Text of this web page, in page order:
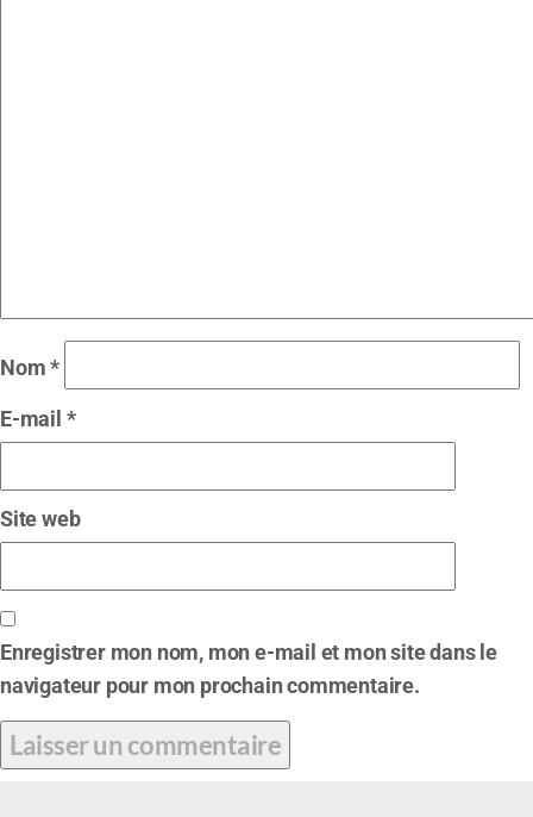
Nom*
E-mail *
Site web
Enregistrer mon nom, mon e-mail et mon site dans le
navigateur pour mon prochain commentaire.